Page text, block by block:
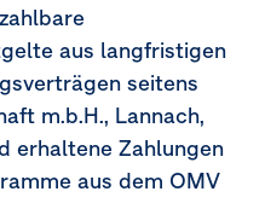
aus langfristigen
seitens
m.b.H., Lannach,
erhaltene Zahlungen
aus dem OMV